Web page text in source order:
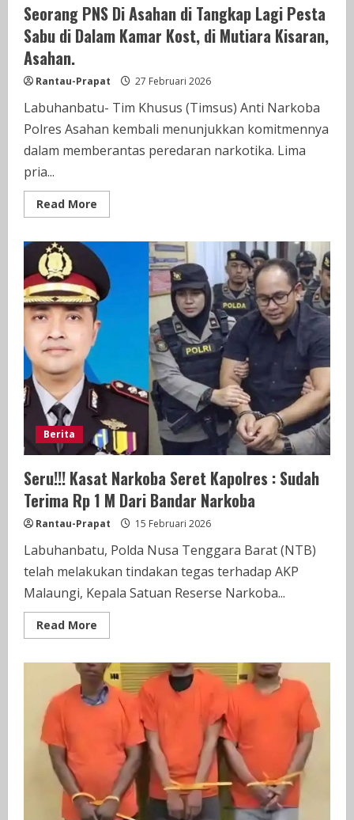
Seorang PNS Di Asahan di Tangkap Lagi Pesta
Sabu di Dalam Kamar Kost, di Mutiara Kisaran,
Asahan.
Rantau-Prapat 27 Februari 2026
Labuhanbatu- Tim Khusus (Timsus) Anti Narkoba
Polres Asahan kembali menunjukkan komitmennya
dalam memberantas peredaran narkotika. Lima
pria...
Read More
more
Di
Asahan
Tangkap
Lagi
Pesta
Sabu
di
Dalam
di
Mutiara
Kisaran,
Asahan.
Berita
Seru!!! Kasat Narkoba Seret Kapolres : Sudah
Terima Rp 1 M Dari Bandar Narkoba
Rantau-Prapat 15 Februari 2026
Labuhanbatu, Polda Nusa Tenggara Barat (NTB)
telah melakukan tindakan tegas terhadap AKP
Malaungi, Kepala Satuan Reserse Narkoba...
Read More
more
Kasat
Narkoba
Seret
Kapolres
:
Sudah
Dari
Bandar
Narkoba